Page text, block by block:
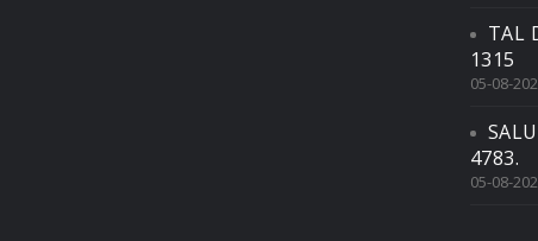
TAL
1315
05-08-
4783.
05-08-